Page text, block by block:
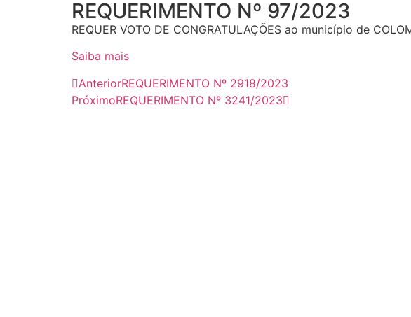
REQUERIMENTO Nº 97/2023
REQUER VOTO DE CONGRATULAÇÕES ao município de
Saiba mais
AnteriorREQUERIMENTO Nº 2918/2023
PróximoREQUERIMENTO Nº 3241/2023